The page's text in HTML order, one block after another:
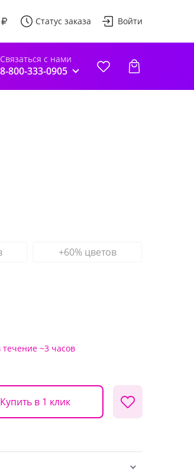
Статус заказа Войти
Связаться с нами
8-800-333-0905
+60% цветов
течение ~3 часов
Купить в 1 клик